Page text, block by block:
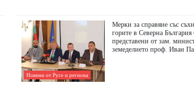
Новини от Русе и региона
Мерки за справяне със
горите в Северна България
представени от зам.
земеделието проф. Иван